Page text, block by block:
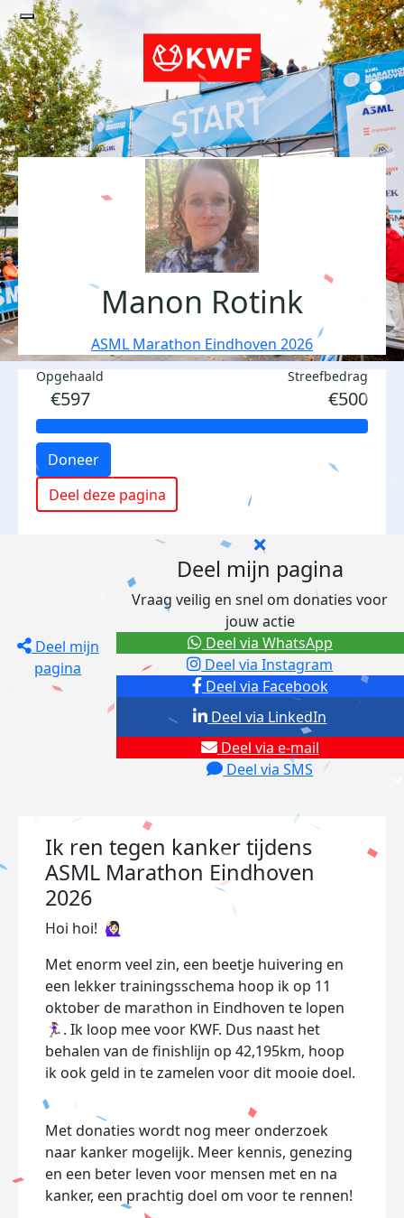
Manon Rotink
ASML Marathon Eindhoven 2026
Opgehaald
€597
Streefbedrag
€500
Doneer
Deel deze pagina
Deel mijn
pagina
Deel mijn pagina
Vraag veilig en snel om donaties voor
jouw actie
Deel via Facebook
Deel via Instagram
Deel via e-mail
Deel via SMS
Deel via LinkedIn
Deel via WhatsApp
Ik ren tegen kanker tijdens
ASML Marathon Eindhoven
2026
Hoi hoi! 🙋🏻‍♀️
Met enorm veel zin, een beetje huivering en
een lekker trainingsschema hoop ik op 11
oktober de marathon in Eindhoven te lopen
🏃🏽‍♀️. Ik loop mee voor KWF. Dus naast het
behalen van de finishlijn op 42,195km, hoop
ik ook geld in te zamelen voor dit mooie doel.
Met donaties wordt nog meer onderzoek
naar kanker mogelijk. Meer kennis, genezing
en een beter leven voor mensen met en na
kanker, een prachtig doel om voor te rennen!